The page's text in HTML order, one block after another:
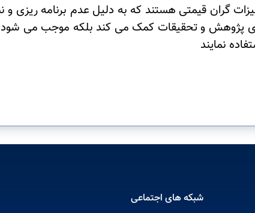
گران قیمتی هستند که به دلیل عدم برنامه ریزی
پژوهش و تحقیقات کمک می کند بلکه موجب می شود
نمایند
شبکه های اجتماعی